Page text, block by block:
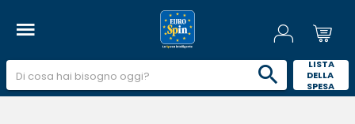
LISTA
DELLA
SPESA